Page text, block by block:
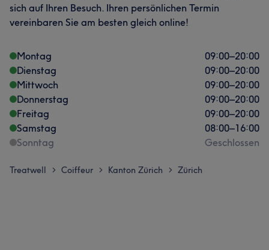
sich auf Ihren Besuch. Ihren persönlichen Termin
vereinbaren Sie am besten gleich online!
Montag 09:00–20:00
Dienstag
09:00–20:00
Mittwoch
09:00–20:00
Donnerstag
09:00–20:00
Freitag
09:00–20:00
Samstag
08:00–16:00
Sonntag
Geschlossen
Treatwell > Coiffeur > Kanton Zürich > Zürich